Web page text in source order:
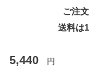
ご注
送料は
5,440 円